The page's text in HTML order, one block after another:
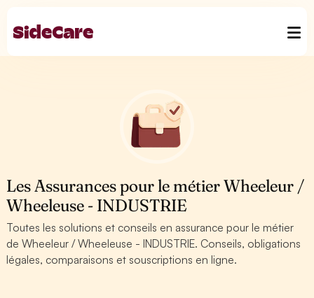
Les Assurances pour le métier Wheeleur /
Wheeleuse - INDUSTRIE
Toutes les solutions et conseils en assurance pour le métier
de Wheeleur / Wheeleuse - INDUSTRIE. Conseils, obligations
légales, comparaisons et souscriptions en ligne.